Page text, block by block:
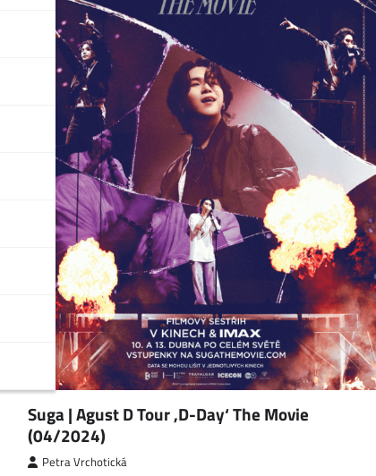
Suga | Agust D Tour ‚D-Day‘ The Movie
(04/2024)
Petra Vrchotická